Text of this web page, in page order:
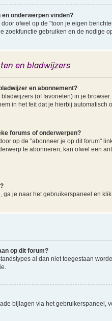
onderwerpen vinden?
ofwel op de "toon je eigen
zoekfunctie gebruiken en de nodige
en bladwijzers
en abonnement?
(of favorieten) in je
in het feit dat je hierbij
forums of onderwerpen?
op de "abonneer je op dit forum"
te abonneren, kan ofwel een
ga je naar het gebruikerspaneel en
op dit forum?
al dan niet toegestaan
bijlagen via het gebruikerspaneel,